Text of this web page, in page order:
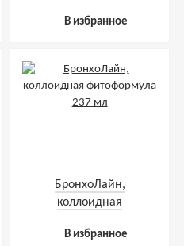
В избранное
БронхоЛайн,
коллоидная
В избранное